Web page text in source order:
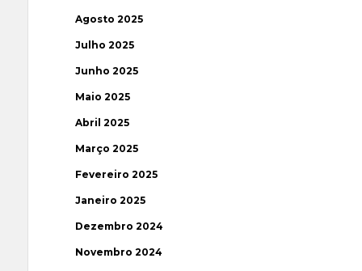
Agosto 2025
Julho 2025
Junho 2025
Maio 2025
Abril 2025
Março 2025
Fevereiro 2025
Janeiro 2025
Dezembro 2024
Novembro 2024